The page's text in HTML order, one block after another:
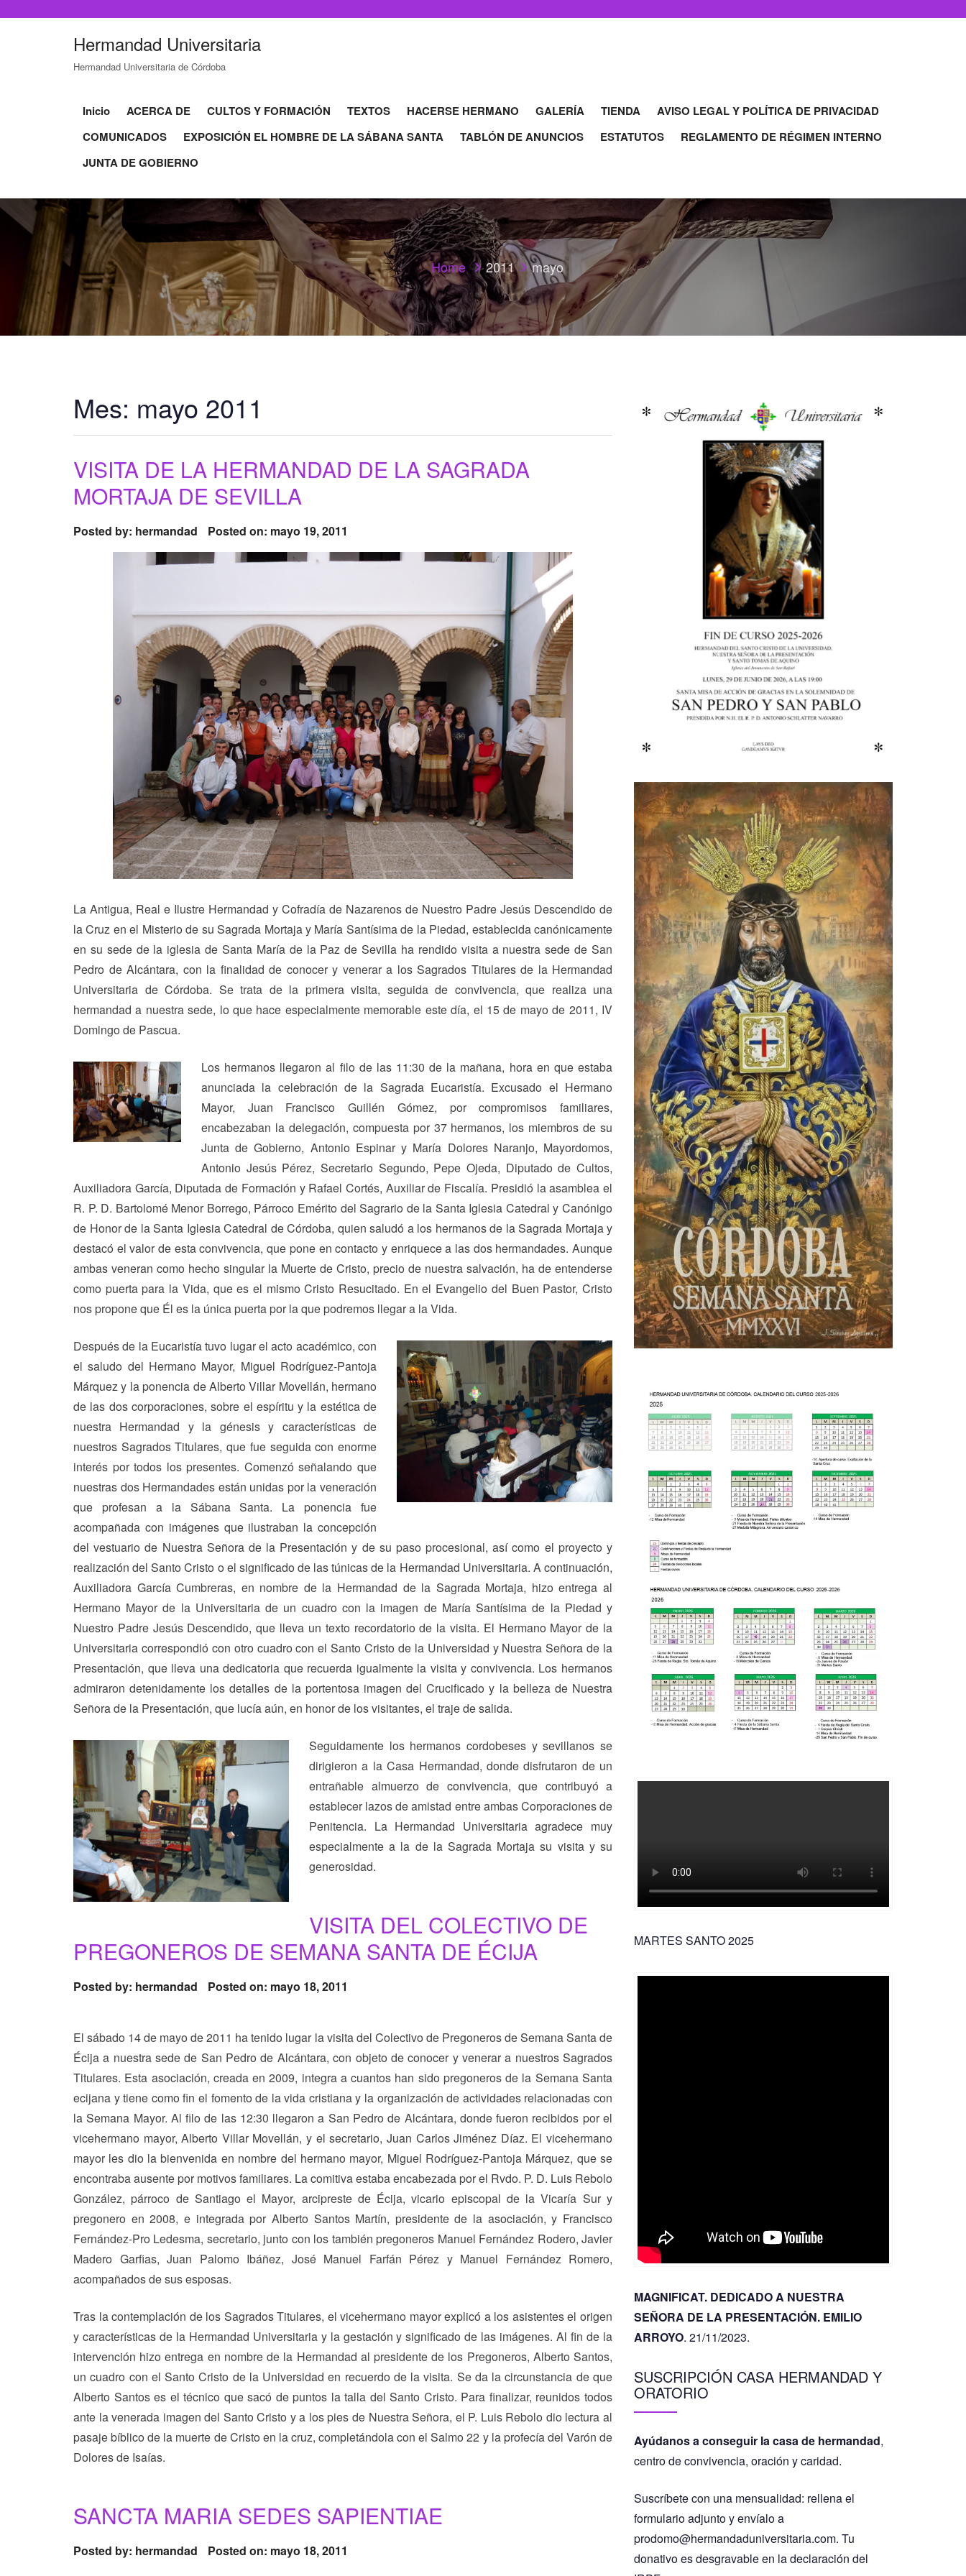
Hermandad Universitaria
Hermandad Universitaria de Córdoba
Inicio ACERCA DE CULTOS Y FORMACIÓN TEXTOS HACERSE HERMANO GALERÍA TIENDA
AVISO LEGAL Y POLÍTICA DE PRIVACIDAD
COMUNICADOS
EXPOSICIÓN EL HOMBRE DE LA SÁBANA SANTA TABLÓN DE ANUNCIOS ESTATUTOS
REGLAMENTO DE RÉGIMEN INTERNO
JUNTA DE GOBIERNO
Home 2011 mayo
Mes: mayo 2011
VISITA DE LA HERMANDAD DE LA SAGRADA
MORTAJA DE SEVILLA
Posted by: hermandad Posted on: mayo 19, 2011
La Antigua, Real e Ilustre Hermandad y Cofradía de Nazarenos de Nuestro Padre Jesús Descendido de
la Cruz en el Misterio de su Sagrada Mortaja y María Santísima de la Piedad, establecida canónicamente
en su sede de la iglesia de Santa María de la Paz de Sevilla ha rendido visita a nuestra sede de San
Pedro de Alcántara, con la finalidad de conocer y venerar a los Sagrados Titulares de la Hermandad
Universitaria de Córdoba. Se trata de la primera visita, seguida de convivencia, que realiza una
hermandad a nuestra sede, lo que hace especialmente memorable este día, el 15 de mayo de 2011, IV
Domingo de Pascua.
Los hermanos llegaron al filo de las 11:30 de la mañana, hora en que estaba
anunciada la celebración de la Sagrada Eucaristía. Excusado el Hermano
Mayor, Juan Francisco Guillén Gómez, por compromisos familiares,
encabezaban la delegación, compuesta por 37 hermanos, los miembros de su
Junta de Gobierno, Antonio Espinar y María Dolores Naranjo, Mayordomos,
Antonio Jesús Pérez, Secretario Segundo, Pepe Ojeda, Diputado de Cultos,
Auxiliadora García, Diputada de Formación y Rafael Cortés, Auxiliar de Fiscalía. Presidió la asamblea el
R. P. D. Bartolomé Menor Borrego, Párroco Emérito del Sagrario de la Santa Iglesia Catedral y Canónigo
de Honor de la Santa Iglesia Catedral de Córdoba, quien saludó a los hermanos de la Sagrada Mortaja y
destacó el valor de esta convivencia, que pone en contacto y enriquece a las dos hermandades. Aunque
ambas veneran como hecho singular la Muerte de Cristo, precio de nuestra salvación, ha de entenderse
como puerta para la Vida, que es el mismo Cristo Resucitado. En el Evangelio del Buen Pastor, Cristo
nos propone que Él es la única puerta por la que podremos llegar a la Vida.
Después de la Eucaristía tuvo lugar el acto académico, con
el saludo del Hermano Mayor, Miguel Rodríguez-Pantoja
Márquez y la ponencia de Alberto Villar Movellán, hermano
de las dos corporaciones, sobre el espíritu y la estética de
nuestra Hermandad y la génesis y características de
nuestros Sagrados Titulares, que fue seguida con enorme
interés por todos los presentes. Comenzó señalando que
nuestras dos Hermandades están unidas por la veneración
que profesan a la Sábana Santa. La ponencia fue
acompañada con imágenes que ilustraban la concepción
del vestuario de Nuestra Señora de la Presentación y de su paso procesional, así como el proyecto y
realización del Santo Cristo o el significado de las túnicas de la Hermandad Universitaria. A continuación,
Auxiliadora García Cumbreras, en nombre de la Hermandad de la Sagrada Mortaja, hizo entrega al
Hermano Mayor de la Universitaria de un cuadro con la imagen de María Santísima de la Piedad y
Nuestro Padre Jesús Descendido, que lleva un texto recordatorio de la visita. El Hermano Mayor de la
Universitaria correspondió con otro cuadro con el Santo Cristo de la Universidad y Nuestra Señora de la
Presentación, que lleva una dedicatoria que recuerda igualmente la visita y convivencia. Los hermanos
admiraron detenidamente los detalles de la portentosa imagen del Crucificado y la belleza de Nuestra
Señora de la Presentación, que lucía aún, en honor de los visitantes, el traje de salida.
Seguidamente los hermanos cordobeses y sevillanos se
dirigieron a la Casa Hermandad, donde disfrutaron de un
entrañable almuerzo de convivencia, que contribuyó a
establecer lazos de amistad entre ambas Corporaciones de
Penitencia. La Hermandad Universitaria agradece muy
especialmente a la de la Sagrada Mortaja su visita y su
generosidad.
VISITA DEL COLECTIVO DE
PREGONEROS DE SEMANA SANTA DE ÉCIJA
Posted by: hermandad Posted on: mayo 18, 2011
El sábado 14 de mayo de 2011 ha tenido lugar la visita del Colectivo de Pregoneros de Semana Santa de
Écija a nuestra sede de San Pedro de Alcántara, con objeto de conocer y venerar a nuestros Sagrados
Titulares. Esta asociación, creada en 2009, integra a cuantos han sido pregoneros de la Semana Santa
ecijana y tiene como fin el fomento de la vida cristiana y la organización de actividades relacionadas con
la Semana Mayor. Al filo de las 12:30 llegaron a San Pedro de Alcántara, donde fueron recibidos por el
vicehermano mayor, Alberto Villar Movellán, y el secretario, Juan Carlos Jiménez Díaz. El vicehermano
mayor les dio la bienvenida en nombre del hermano mayor, Miguel Rodríguez-Pantoja Márquez, que se
encontraba ausente por motivos familiares. La comitiva estaba encabezada por el Rvdo. P. D. Luis Rebolo
González, párroco de Santiago el Mayor, arcipreste de Écija, vicario episcopal de la Vicaría Sur y
pregonero en 2008, e integrada por Alberto Santos Martín, presidente de la asociación, y Francisco
Fernández-Pro Ledesma, secretario, junto con los también pregoneros Manuel Fernández Rodero, Javier
Madero Garfias, Juan Palomo Ibáñez, José Manuel Farfán Pérez y Manuel Fernández Romero,
acompañados de sus esposas.
Tras la contemplación de los Sagrados Titulares, el vicehermano mayor explicó a los asistentes el origen
y características de la Hermandad Universitaria y la gestación y significado de las imágenes. Al fin de la
intervención hizo entrega en nombre de la Hermandad al presidente de los Pregoneros, Alberto Santos,
un cuadro con el Santo Cristo de la Universidad en recuerdo de la visita. Se da la circunstancia de que
Alberto Santos es el técnico que sacó de puntos la talla del Santo Cristo. Para finalizar, reunidos todos
ante la venerada imagen del Santo Cristo y a los pies de Nuestra Señora, el P. Luis Rebolo dio lectura al
pasaje bíblico de la muerte de Cristo en la cruz, completándola con el Salmo 22 y la profecía del Varón de
Dolores de Isaías.
SANCTA MARIA SEDES SAPIENTIAE
Posted by: hermandad Posted on: mayo 18, 2011
MARTES SANTO 2025
MAGNIFICAT. DEDICADO A NUESTRA
SEÑORA DE LA PRESENTACIÓN. EMILIO
ARROYO. 21/11/2023.
SUSCRIPCIÓN CASA HERMANDAD Y
ORATORIO
Ayúdanos a conseguir la casa de hermandad,
centro de convivencia, oración y caridad.
Suscríbete con una mensualidad: rellena el
formulario adjunto y envíalo a
prodomo@hermandaduniversitaria.com. Tu
donativo es desgravable en la declaración del